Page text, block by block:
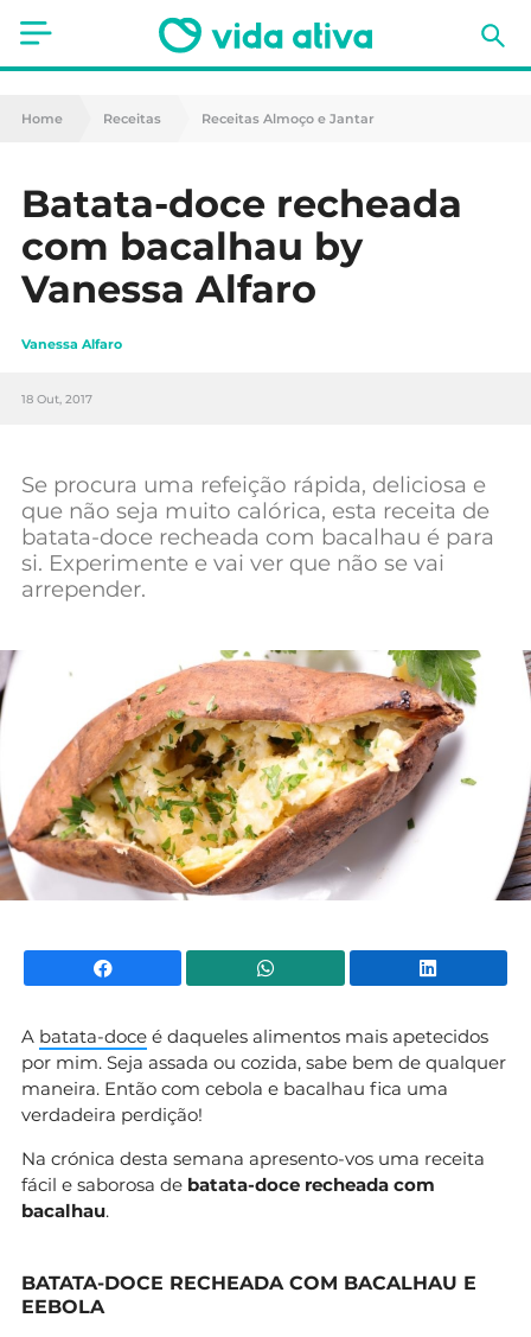
Saúde
Nutrição
Receitas
Fitness
Mães e Bebés
Home Receitas Receitas Almoço e Jantar
Batata-doce recheada
com bacalhau by
Vanessa Alfaro
Vanessa Alfaro
18 Out, 2017
Se procura uma refeição rápida, deliciosa e
que não seja muito calórica, esta receita de
batata-doce recheada com bacalhau é para
si. Experimente e vai ver que não se vai
arrepender.
Facebook WhatsApp
A batata-doce é daqueles alimentos mais apetecidos
por mim. Seja assada ou cozida, sabe bem de qualquer
maneira. Então com cebola e bacalhau fica uma
verdadeira perdição!
Na crónica desta semana apresento-vos uma receita
fácil e saborosa de batata-doce recheada com
bacalhau.
BATATA-DOCE RECHEADA COM BACALHAU E
EEBOLA